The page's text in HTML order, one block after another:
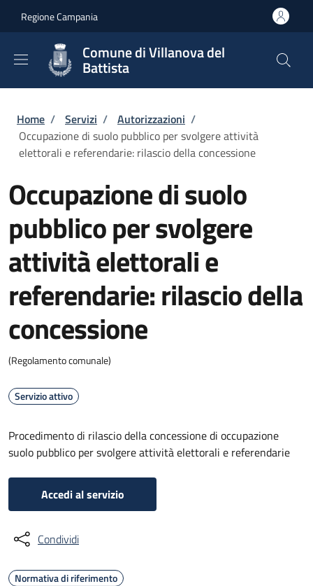
Regione Campania
Comune di Villanova del
Battista
Briciole di pane
Home / Servizi / Autorizzazioni /
Occupazione di suolo pubblico per svolgere attività
elettorali e referendarie: rilascio della concessione
Occupazione di suolo
pubblico per svolgere
attività elettorali e
referendarie: rilascio della
concessione
(Regolamento comunale)
Servizio attivo
Procedimento di rilascio della concessione di occupazione
suolo pubblico per svolgere attività elettorali e referendarie
Accedi al servizio
Condividi
Normativa di riferimento